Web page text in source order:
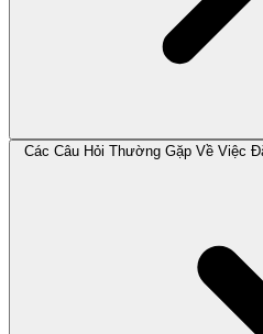
Các Câu Hỏi Thường Gặp Về Việc